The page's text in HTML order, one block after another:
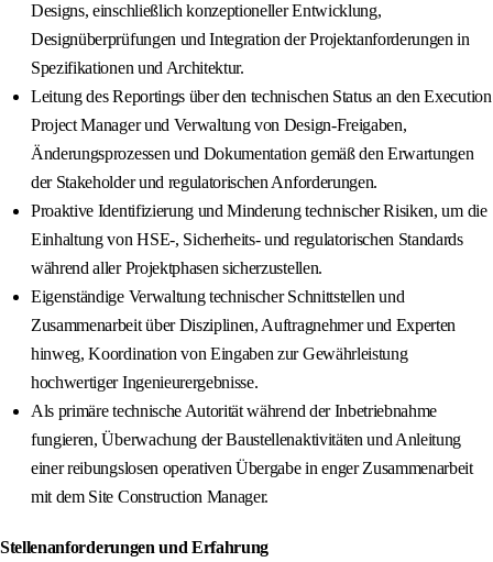
Designs, einschließlich konzeptioneller Entwicklung,
Designüberprüfungen und Integration der Projektanforderungen in
Spezifikationen und Architektur.
Leitung des Reportings über den technischen Status an den Execution
Project Manager und Verwaltung von Design-Freigaben,
Änderungsprozessen und Dokumentation gemäß den Erwartungen
der Stakeholder und regulatorischen Anforderungen.
Proaktive Identifizierung und Minderung technischer Risiken, um die
Einhaltung von HSE-, Sicherheits- und regulatorischen Standards
während aller Projektphasen sicherzustellen.
Eigenständige Verwaltung technischer Schnittstellen und
Zusammenarbeit über Disziplinen, Auftragnehmer und Experten
hinweg, Koordination von Eingaben zur Gewährleistung
hochwertiger Ingenieurergebnisse.
Als primäre technische Autorität während der Inbetriebnahme
fungieren, Überwachung der Baustellenaktivitäten und Anleitung
einer reibungslosen operativen Übergabe in enger Zusammenarbeit
mit dem Site Construction Manager.
Stellenanforderungen und Erfahrung